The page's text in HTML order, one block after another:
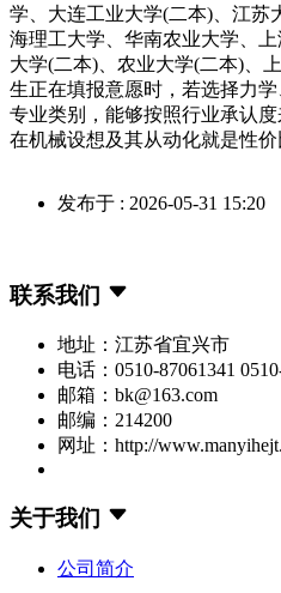
学、大连工业大学(二本)、江苏
海理工大学、华南农业大学、
大学(二本)、农业大学(二本)、
生正在填报意愿时，若选择力
专业类别，能够按照行业承认
在机械设想及其从动化就是性价
发布于 : 2026-05-31 15:20
联系我们
地址：江苏省宜兴市
电话：0510-87061341
邮箱：bk@163.com
邮编：214200
网址：http://
关于我们
公司简介